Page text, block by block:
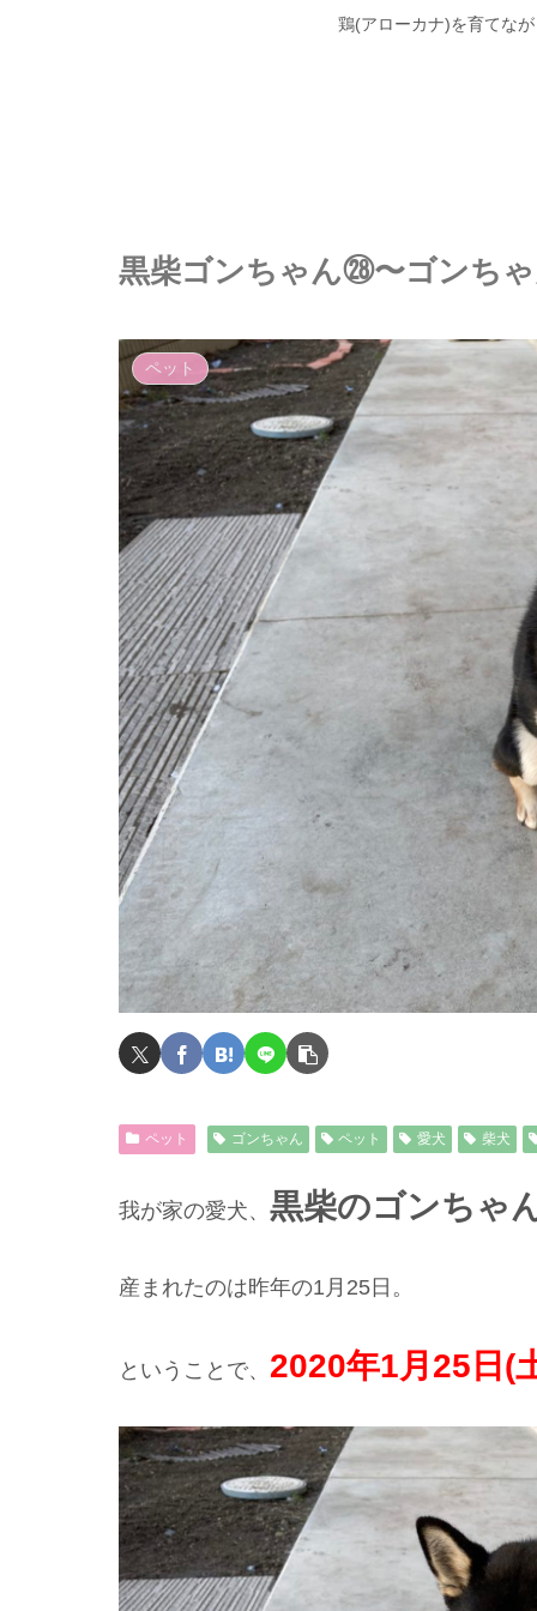
鶏(アローカナ)を育てな
黒柴ゴンちゃん㉘〜ゴンち
ペット
ペット ゴンちゃん ペット 愛犬 柴犬
我が家の愛犬、 黒柴のゴンちゃ
産まれたのは昨年の1月25日。
ということで、 2020年1月25日(